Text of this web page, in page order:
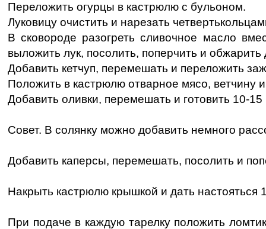
Переложить огурцы в кастрюлю с бульоном.
Луковицу очистить и нарезать
В сковороде разогреть сливочное масло
выложить лук, посолить, поперчить и обжарить
Добавить кетчуп, перемешать и переложить
Положить в кастрюлю отварное мясо, ветчину и
Добавить оливки, перемешать и готовить 10-15
Совет. В солянку можно добавить немного
Добавить каперсы, перемешать, посолить и
Накрыть кастрюлю крышкой и дать настояться
При подаче в каждую тарелку положить